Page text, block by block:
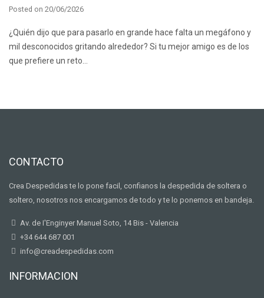
Posted on 20/06/2026
¿Quién dijo que para pasarlo en grande hace falta un megáfono y
mil desconocidos gritando alrededor? Si tu mejor amigo es de los
que prefiere un reto…
CONTACTO
Crea Despedidas te lo pone facil, confianos la despedida de soltera o
soltero, nosotros nos encargamos de todo y te lo ponemos en bandeja.
Av. de I'Enginyer Manuel Soto, 14 Bis - Valencia
+34 644 687 001
info@creadespedidas.com
INFORMACION